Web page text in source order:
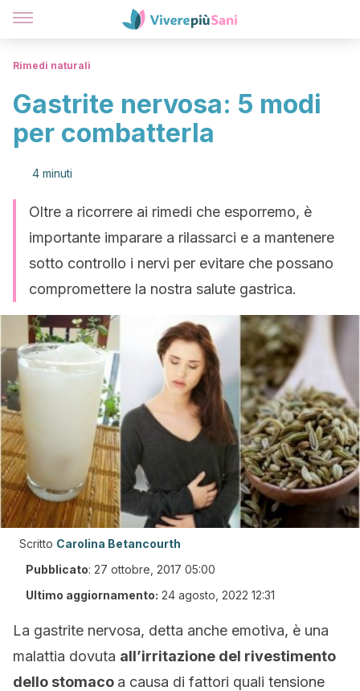
Rimedi naturali
Gastrite nervosa: 5 modi
per combatterla
4 minuti
Oltre a ricorrere ai rimedi che esporremo, è
importante imparare a rilassarci e a mantenere
sotto controllo i nervi per evitare che possano
compromettere la nostra salute gastrica.
Scritto Carolina Betancourth
Pubblicato: 27 ottobre, 2017 05:00
Ultimo aggiornamento: 24 agosto, 2022 12:31
La gastrite nervosa, detta anche emotiva, è una
malattia dovuta all’irritazione del rivestimento
dello stomaco a causa di fattori quali tensione